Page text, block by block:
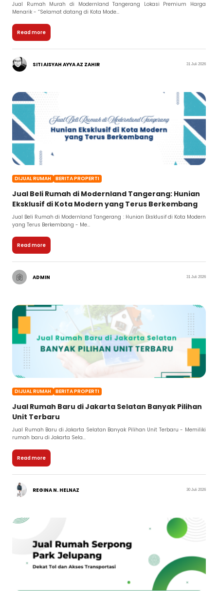
Jual Rumah Murah di Modernland Tangerang Lokasi Premium Harga
Menarik - “Selamat datang di Kota Mode...
Read more
SITI AISYAH AYYA AZ ZAHIR 31 Juli 2026
DIJUAL RUMAH BERITA PROPERTI
Jual Beli Rumah di Modernland Tangerang: Hunian
Eksklusif di Kota Modern yang Terus Berkembang
Jual Beli Rumah di Modernland Tangerang : Hunian Eksklusif di Kota Modern
yang Terus Berkembang - Me...
Read more
ADMIN 31 Juli 2026
DIJUAL RUMAH BERITA PROPERTI
Jual Rumah Baru di Jakarta Selatan Banyak Pilihan
Unit Terbaru
Jual Rumah Baru di Jakarta Selatan Banyak Pilihan Unit Terbaru - Memiliki
rumah baru di Jakarta Sela...
Read more
REGINA N. HELNAZ 30 Juli 2026